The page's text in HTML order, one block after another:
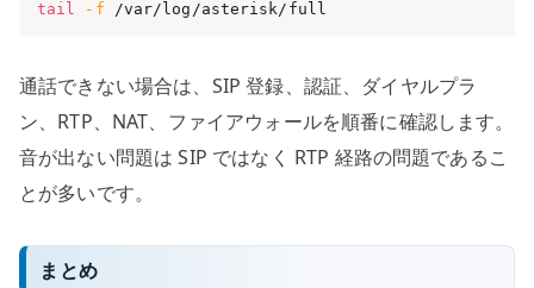
tail -f /var/log/asterisk/full
通話できない場合は、SIP 登録、認証、ダイヤルプラ
ン、RTP、NAT、ファイアウォールを順番に確認します。
音が出ない問題は SIP ではなく RTP 経路の問題であるこ
とが多いです。
まとめ